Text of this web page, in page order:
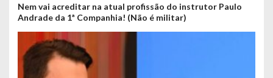
Nem vai acreditar na atual profissão do instrutor Paulo
Andrade da 1ª Companhia! (Não é militar)